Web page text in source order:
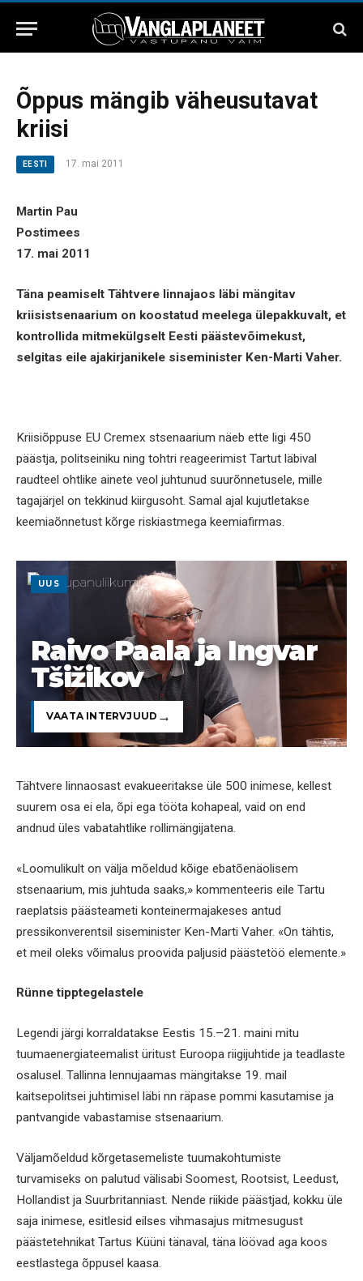
Õppus mängib väheusutavat
kriisi
EESTI 17. mai 2011
Martin Pau
Postimees
17. mai 2011
Täna peamiselt Tähtvere linnajaos läbi mängitav
kriisistsenaarium on koostatud meelega ülepakkuvalt, et
kontrollida mitmekülgselt Eesti päästevõimekust,
selgitas eile ajakirjanikele siseminister Ken-Marti Vaher.
Kriisiõppuse EU Cremex stsenaarium näeb ette ligi 450
päästja, politseiniku ning tohtri reageerimist Tartut läbival
raudteel ohtlike ainete veol juhtunud suurõnnetusele, mille
tagajärjel on tekkinud kiirgusoht. Samal ajal kujutletakse
keemiaõnnetust kõrge riskiastmega keemiafirmas.
UUS
Raivo Paala ja Ingvar
Tšižikov
VAATA INTERVJUUD
Tähtvere linnaosast evakueeritakse üle 500 inimese, kellest
suurem osa ei ela, õpi ega tööta kohapeal, vaid on end
andnud üles vabatahtlike rollimängijatena.
«Loomulikult on välja mõeldud kõige ebatõenäolisem
stsenaarium, mis juhtuda saaks,» kommenteeris eile Tartu
raeplatsis päästeameti konteinermajakeses antud
pressikonverentsil siseminister Ken-Marti Vaher. «On tähtis,
et meil oleks võimalus proovida paljusid päästetöö elemente.»
Rünne tipptegelastele
Legendi järgi korraldatakse Eestis 15.–21. maini mitu
tuumaenergiateemalist üritust Euroopa riigijuhtide ja teadlaste
osalusel. Tallinna lennujaamas mängitakse 19. mail
kaitsepolitsei juhtimisel läbi nn räpase pommi kasutamise ja
pantvangide vabastamise stsenaarium.
Väljamõeldud kõrgetasemeliste tuumakohtumiste
turvamiseks on palutud välisabi Soomest, Rootsist, Leedust,
Hollandist ja Suurbritanniast. Nende riikide päästjad, kokku üle
saja inimese, esitlesid eilses vihmasajus mitmesugust
päästetehnikat Tartus Küüni tänaval, täna löövad aga koos
eestlastega õppusel kaasa.